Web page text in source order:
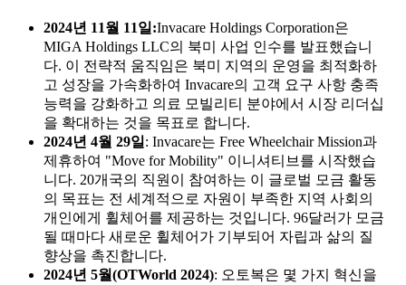
2024년 11월 11일:Invacare Holdings Corporation은
MIGA Holdings LLC의 북미 사업 인수를 발표했습니
다. 이 전략적 움직임은 북미 지역의 운영을 최적화하
고 성장을 가속화하여 Invacare의 고객 요구 사항 충족
능력을 강화하고 의료 모빌리티 분야에서 시장 리더십
을 확대하는 것을 목표로 합니다.
2024년 4월 29일 : Invacare는 Free Wheelchair Mission과
제휴하여 "Move for Mobility" 이니셔티브를 시작했습
니다. 20개국의 직원이 참여하는 이 글로벌 모금 활동
의 목표는 전 세계적으로 자원이 부족한 지역 사회의
개인에게 휠체어를 제공하는 것입니다. 96달러가 모금
될 때마다 새로운 휠체어가 기부되어 자립과 삶의 질
향상을 촉진합니다.
2024년 5월(OTWorld 2024): 오토복은 몇 가지 혁신을